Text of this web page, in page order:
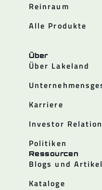
Reinraum
Alle Produkte
Über
Über Lakeland
Karriere
Investor
Politiken
Ressourcen
Blogs und Artikel
Kataloge